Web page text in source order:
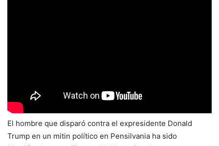
El hombre que disparó contra el expresidente Donald
Trump en un mitin político en Pensilvania ha sido